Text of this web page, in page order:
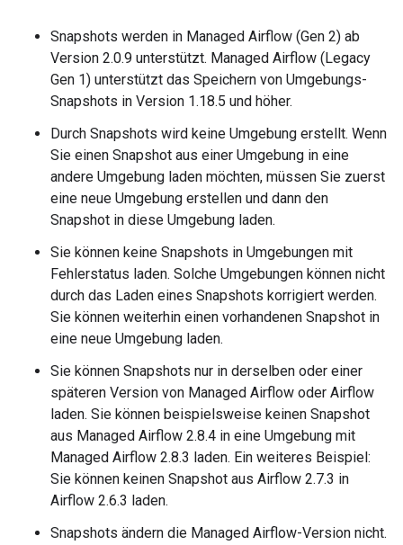
Snapshots werden in Managed Airflow (Gen 2) ab
Version 2.0.9 unterstützt. Managed Airflow (Legacy
Gen 1) unterstützt das Speichern von Umgebungs-
Snapshots in Version 1.18.5 und höher.
Durch Snapshots wird keine Umgebung erstellt. Wenn
Sie einen Snapshot aus einer Umgebung in eine
andere Umgebung laden möchten, müssen Sie zuerst
eine neue Umgebung erstellen und dann den
Snapshot in diese Umgebung laden.
Sie können keine Snapshots in Umgebungen mit
Fehlerstatus laden. Solche Umgebungen können nicht
durch das Laden eines Snapshots korrigiert werden.
Sie können weiterhin einen vorhandenen Snapshot in
eine neue Umgebung laden.
Sie können Snapshots nur in derselben oder einer
späteren Version von Managed Airflow oder Airflow
laden. Sie können beispielsweise keinen Snapshot
aus Managed Airflow 2.8.4 in eine Umgebung mit
Managed Airflow 2.8.3 laden. Ein weiteres Beispiel:
Sie können keinen Snapshot aus Airflow 2.7.3 in
Airflow 2.6.3 laden.
Snapshots ändern die Managed Airflow-Version nicht.